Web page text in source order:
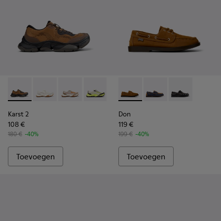
Karst 2 - K101069-010 - Bruine sneakers voor heren van
Karst 2 - K101069-009 - Witte sneakers van
Karst 2 - K101069-008
Karst 2 - K101069-003
Karst 2 - K101069-002
Karst 2 - K101069-001
Karst 2
108 €
180 € -40%
Toevoegen
Don - K101013-005 -
Don - K101013-006
Don -
Don
119 €
199 € -40%
Toevoegen